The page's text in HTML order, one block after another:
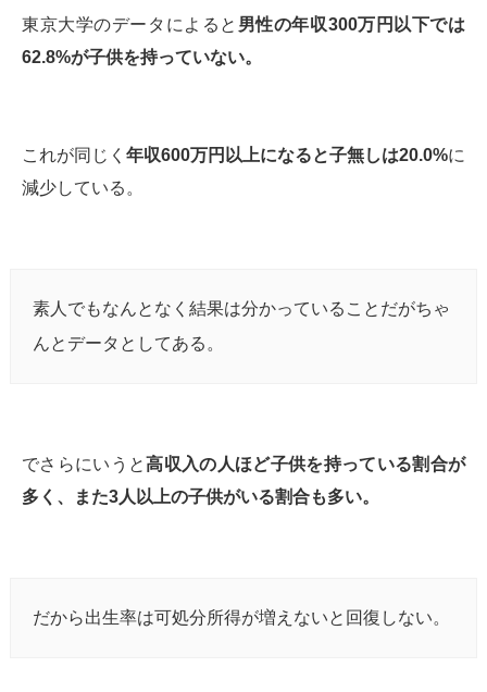
東京大学のデータによると 男性の年収300万円以下では
62.8%が子供を持っていない。
これが同じく 年収600万円以上になると子無しは20.0%に
減少している。
素人でもなんとなく結果は分かっていることだがちゃ
んとデータとしてある。
でさらにいうと高収入の人ほど子供を持っている割合が
多く、また3人以上の子供がいる割合も多い。
だから出生率は可処分所得が増えないと回復しない。